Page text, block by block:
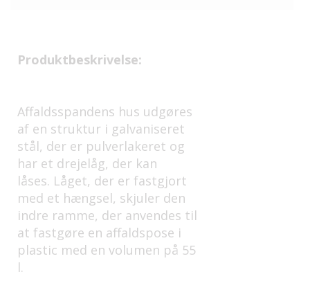
Produktbeskrivelse:
Affaldsspandens hus udgøres
af en struktur i galvaniseret
stål, der er pulverlakeret og
har et drejelåg, der kan
låses. Låget, der er fastgjort
med et hængsel, skjuler den
indre ramme, der anvendes til
at fastgøre en affaldspose i
plastic med en volumen på 55
l.